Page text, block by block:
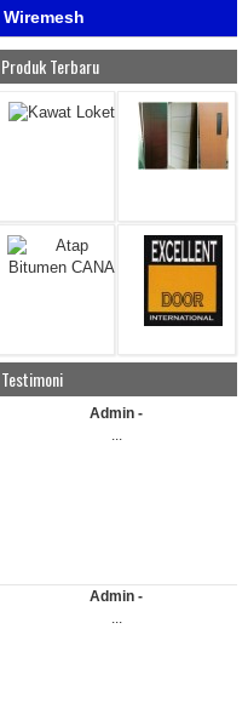
Wiremesh
Produk Terbaru
Testimoni
Admin -
...
Admin -
...